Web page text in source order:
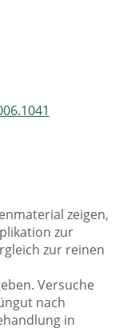
zeigen,
zur
zur reinen
Versuche
nach
in